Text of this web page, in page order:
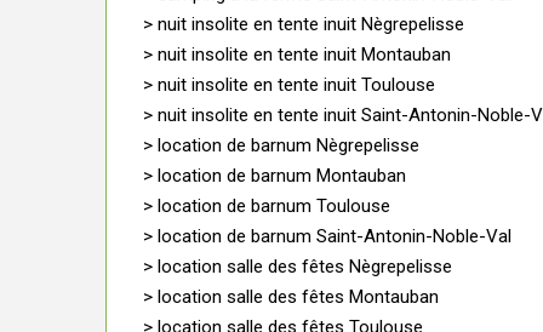
> nuit insolite en tente inuit Nègrepelisse
> nuit insolite en tente inuit Montauban
> nuit insolite en tente inuit Toulouse
> nuit insolite en tente inuit Saint-Antonin-Noble-
> location de barnum Nègrepelisse
> location de barnum Montauban
> location de barnum Toulouse
> location de barnum Saint-Antonin-Noble-Val
> location salle des fêtes Nègrepelisse
> location salle des fêtes Montauban
> location salle des fêtes Toulouse